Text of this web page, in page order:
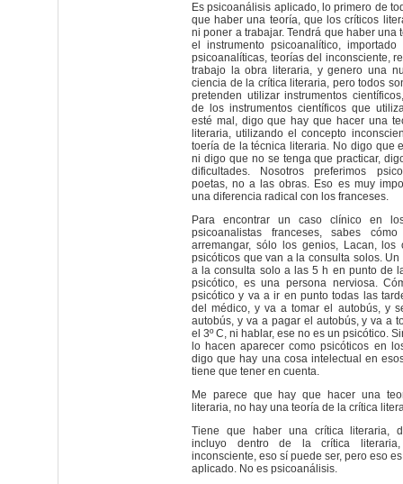
Es psicoanálisis aplicado, lo primero de
que haber una teoría, que los críticos
ni poner a trabajar. Tendrá que haber una
el instrumento psicoanalítico,
psicoanalíticas, teorías del inconsciente,
trabajo la obra literaria, y genero una
ciencia de la crítica literaria, pero todos
pretenden utilizar instrumentos
de los instrumentos científicos que
esté mal, digo que hay que hacer una
literaria, utilizando el concepto
toería de la técnica literaria. No digo que
ni digo que no se tenga que practicar,
dificultades. Nosotros preferimos
poetas, no a las obras. Eso es muy
una diferencia radical con los franceses.
Para encontrar un caso clínico en
psicoanalistas franceses, sabes
arremangar, sólo los genios, Lacan, los
psicóticos que van a la consulta solos.
a la consulta solo a las 5 h en punto de
psicótico, es una persona nerviosa.
psicótico y va a ir en punto todas las
del médico, y va a tomar el autobús, y
autobús, y va a pagar el autobús, y va a
el 3º C, ni hablar, ese no es un psicótico.
lo hacen aparecer como psicóticos en
digo que hay una cosa intelectual en
tiene que tener en cuenta.
Me parece que hay que hacer una
literaria, no hay una teoría de la crítica
Tiene que haber una crítica literaria,
incluyo dentro de la crítica
inconsciente, eso sí puede ser, pero eso
aplicado. No es psicoanálisis.